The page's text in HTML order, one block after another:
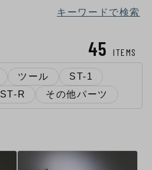
キーワードで検索
45 ITEMS
ツール
ST-1
ST-R その他パーツ